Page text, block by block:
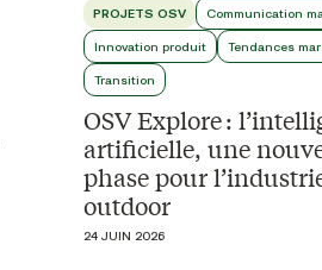
PROJETS OSV Communication
Innovation produit Tendances
Transition
OSV Explore :
artificielle, une
phase pour
outdoor
24 JUIN 2026